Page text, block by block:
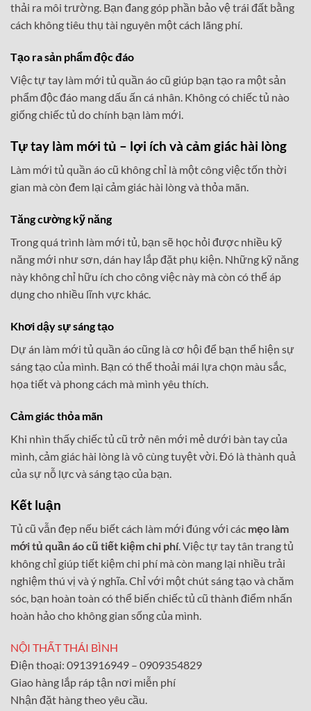
thải ra môi trường. Bạn đang góp phần bảo vệ trái đất bằng
cách không tiêu thụ tài nguyên một cách lãng phí.
Tạo ra sản phẩm độc đáo
Việc tự tay làm mới tủ quần áo cũ giúp bạn tạo ra một sản
phẩm độc đáo mang dấu ấn cá nhân. Không có chiếc tủ nào
giống chiếc tủ do chính bạn làm mới.
Tự tay làm mới tủ – lợi ích và cảm giác hài lòng
Làm mới tủ quần áo cũ không chỉ là một công việc tốn thời
gian mà còn đem lại cảm giác hài lòng và thỏa mãn.
Tăng cường kỹ năng
Trong quá trình làm mới tủ, bạn sẽ học hỏi được nhiều kỹ
năng mới như sơn, dán hay lắp đặt phụ kiện. Những kỹ năng
này không chỉ hữu ích cho công việc này mà còn có thể áp
dụng cho nhiều lĩnh vực khác.
Khơi dậy sự sáng tạo
Dự án làm mới tủ quần áo cũng là cơ hội để bạn thể hiện sự
sáng tạo của mình. Bạn có thể thoải mái lựa chọn màu sắc,
họa tiết và phong cách mà mình yêu thích.
Cảm giác thỏa mãn
Khi nhìn thấy chiếc tủ cũ trở nên mới mẻ dưới bàn tay của
mình, cảm giác hài lòng là vô cùng tuyệt vời. Đó là thành quả
của sự nỗ lực và sáng tạo của bạn.
Kết luận
Tủ cũ vẫn đẹp nếu biết cách làm mới đúng với các mẹo làm
mới tủ quần áo cũ tiết kiệm chi phí. Việc tự tay tân trang tủ
không chỉ giúp tiết kiệm chi phí mà còn mang lại nhiều trải
nghiệm thú vị và ý nghĩa. Chỉ với một chút sáng tạo và chăm
sóc, bạn hoàn toàn có thể biến chiếc tủ cũ thành điểm nhấn
hoàn hảo cho không gian sống của mình.
NỘI THẤT THÁI BÌNH
Điện thoại: 0913916949 – 0909354829
Giao hàng lắp ráp tận nơi miễn phí
Nhận đặt hàng theo yêu cầu.